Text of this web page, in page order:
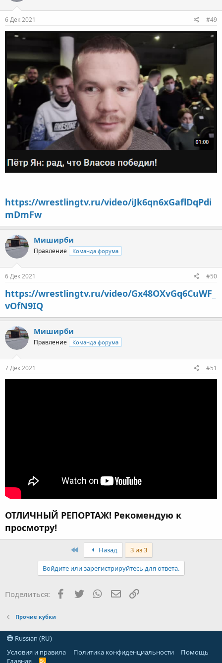
6 Дек 2021 #49
https://wrestlingtv.ru/video/iJk6qn6xGaflDqPdi
mDmFw
Миширби
Правление Команда форума
6 Дек 2021 #50
https://wrestlingtv.ru/video/Gx48OXvGq6CuWF_
vOfN9IQ
Миширби
Правление Команда форума
7 Дек 2021 #51
ОТЛИЧНЫЙ РЕПОРТАЖ! Рекомендую к
просмотру!
First Назад 3 из 3
Войдите или зарегистрируйтесь для ответа.
Поделиться: Facebook
Twitter WhatsAppЭлектронная почта
Прочие кубки
Russian (RU)
Условия и правила
Политика конфиденциальности
Помощь
Главная
R